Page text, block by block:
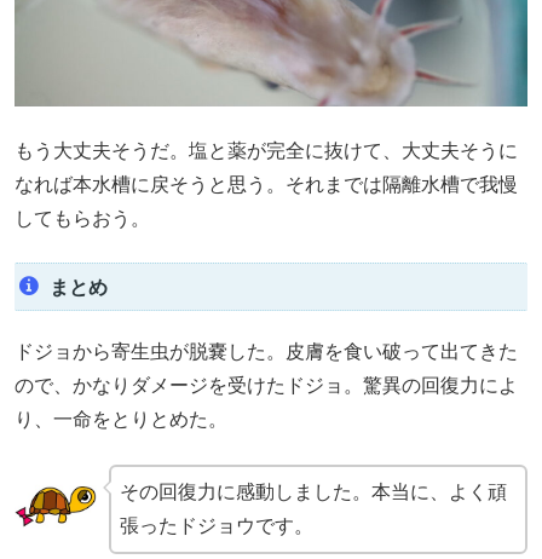
もう大丈夫そうだ。塩と薬が完全に抜けて、大丈夫そうに
なれば本水槽に戻そうと思う。それまでは隔離水槽で我慢
してもらおう。
まとめ
ドジョから寄生虫が脱嚢した。皮膚を食い破って出てきた
ので、かなりダメージを受けたドジョ。驚異の回復力によ
り、一命をとりとめた。
その回復力に感動しました。本当に、よく頑
張ったドジョウです。